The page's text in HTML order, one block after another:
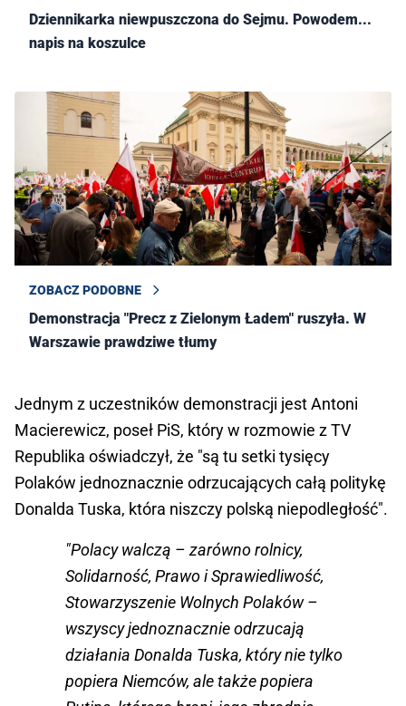
Dziennikarka niewpuszczona do Sejmu. Powodem...
napis na koszulce
ZOBACZ PODOBNE
Demonstracja "Precz z Zielonym Ładem" ruszyła. W
Warszawie prawdziwe tłumy
Jednym z uczestników demonstracji jest Antoni
Macierewicz, poseł PiS, który w rozmowie z TV
Republika oświadczył, że "są tu setki tysięcy
Polaków jednoznacznie odrzucających całą politykę
Donalda Tuska, która niszczy polską niepodległość".
"Polacy walczą – zarówno rolnicy,
Solidarność, Prawo i Sprawiedliwość,
Stowarzyszenie Wolnych Polaków –
wszyscy jednoznacznie odrzucają
działania Donalda Tuska, który nie tylko
popiera Niemców, ale także popiera